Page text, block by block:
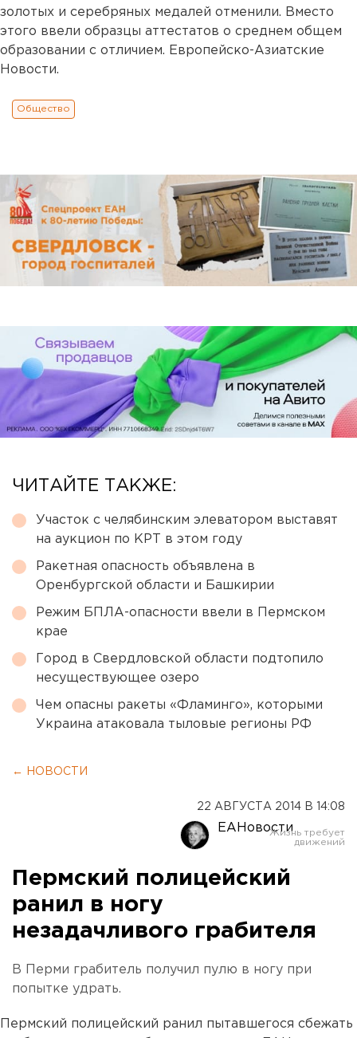
золотых и серебряных медалей отменили. Вместо
этого ввели образцы аттестатов о среднем общем
образовании с отличием. Европейско-Азиатские
Новости.
Общество
ЧИТАЙТЕ ТАКЖЕ:
Участок с челябинским элеватором выставят
на аукцион по КРТ в этом году
Ракетная опасность объявлена в
Оренбургской области и Башкирии
Режим БПЛА-опасности ввели в Пермском
крае
Город в Свердловской области подтопило
несуществующее озеро
Чем опасны ракеты «Фламинго», которыми
Украина атаковала тыловые регионы РФ
← НОВОСТИ
22 АВГУСТА 2014 В 14:08
ЕАНовости
Пермский полицейский
ранил в ногу
незадачливого грабителя
В Перми грабитель получил пулю в ногу при
попытке удрать.
Пермский полицейский ранил пытавшегося сбежать